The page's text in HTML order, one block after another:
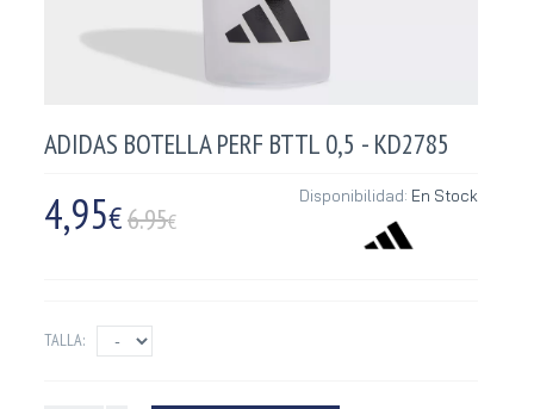
ADIDAS BOTELLA PERF BTTL 0,5 - KD2785
4,95€6.95€
Disponibilidad: En Stock
TALLA: